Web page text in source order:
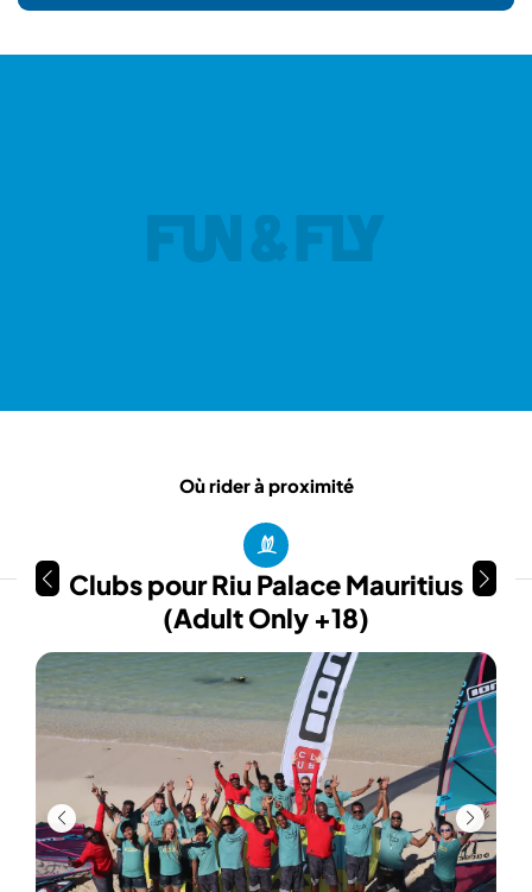
Où rider à proximité
Clubs pour Riu Palace Mauritius
(Adult Only +18)